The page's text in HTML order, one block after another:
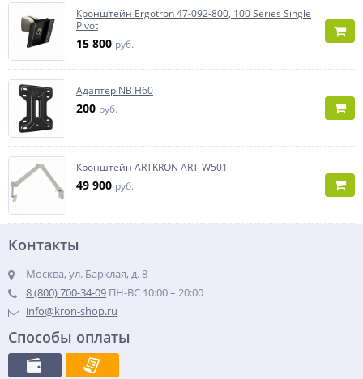
Кронштейн Ergotron 47-092-800, 100 Series Single
Pivot
15 800 руб.
Адаптер NB H60
200 руб.
Кронштейн ARTKRON ART-W501
49 900 руб.
Контакты
Москва, ул. Барклая, д. 8
8 (800) 700-34-09 ПН-ВС 10:00 – 20:00
info@kron-shop.ru
Способы оплаты